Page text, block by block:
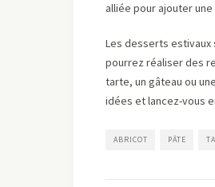
alliée pour ajouter
Les desserts estivaux
pourrez réaliser des
tarte, un gâteau ou
idées et lancez-vous
ABRICOT PÂTE